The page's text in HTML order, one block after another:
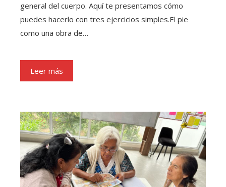
general del cuerpo. Aquí te presentamos cómo
puedes hacerlo con tres ejercicios simples.El pie
como una obra de…
Leer más